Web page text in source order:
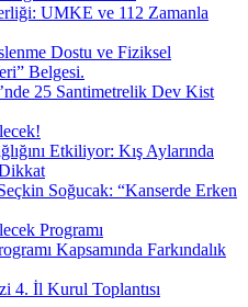
UMKE ve 112 Zamanla
Dostu ve Fiziksel
Belgesi.
25 Santimetrelik Dev Kist
Etkiliyor: Kış Aylarında
Soğucak: “Kanserde Erken
Programı
Kapsamında Farkındalık
4. İl Kurul Toplantısı